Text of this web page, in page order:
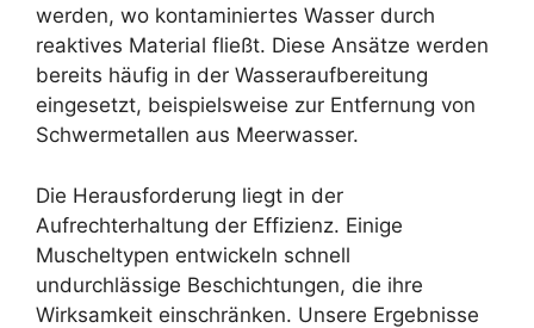
werden, wo kontaminiertes Wasser durch
reaktives Material fließt. Diese Ansätze werden
bereits häufig in der Wasseraufbereitung
eingesetzt, beispielsweise zur Entfernung von
Schwermetallen aus Meerwasser.
Die Herausforderung liegt in der
Aufrechterhaltung der Effizienz. Einige
Muscheltypen entwickeln schnell
undurchlässige Beschichtungen, die ihre
Wirksamkeit einschränken. Unsere Ergebnisse